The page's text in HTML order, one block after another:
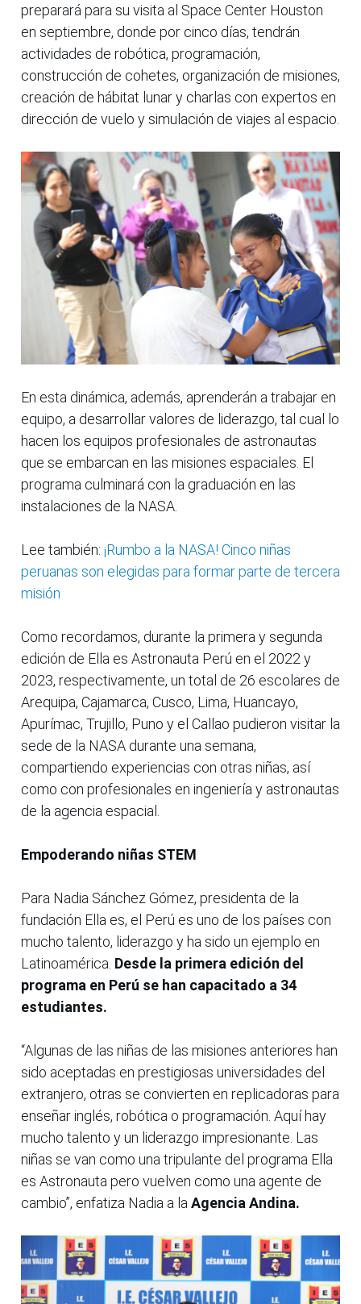
preparará para su visita al Space Center Houston
en septiembre, donde por cinco días, tendrán
actividades de robótica, programación,
construcción de cohetes, organización de misiones,
creación de hábitat lunar y charlas con expertos en
dirección de vuelo y simulación de viajes al espacio.
En esta dinámica, además, aprenderán a trabajar en
equipo, a desarrollar valores de liderazgo, tal cual lo
hacen los equipos profesionales de astronautas
que se embarcan en las misiones espaciales. El
programa culminará con la graduación en las
instalaciones de la NASA.
Lee también: ¡Rumbo a la NASA! Cinco niñas
peruanas son elegidas para formar parte de tercera
misión
Como recordamos, durante la primera y segunda
edición de Ella es Astronauta Perú en el 2022 y
2023, respectivamente, un total de 26 escolares de
Arequipa, Cajamarca, Cusco, Lima, Huancayo,
Apurímac, Trujillo, Puno y el Callao pudieron visitar la
sede de la NASA durante una semana,
compartiendo experiencias con otras niñas, así
como con profesionales en ingeniería y astronautas
de la agencia espacial.
Empoderando niñas STEM
Para Nadia Sánchez Gómez, presidenta de la
fundación Ella es, el Perú es uno de los países con
mucho talento, liderazgo y ha sido un ejemplo en
Latinoamérica. Desde la primera edición del
programa en Perú se han capacitado a 34
estudiantes.
“Algunas de las niñas de las misiones anteriores han
sido aceptadas en prestigiosas universidades del
extranjero, otras se convierten en replicadoras para
enseñar inglés, robótica o programación. Aquí hay
mucho talento y un liderazgo impresionante. Las
niñas se van como una tripulante del programa Ella
es Astronauta pero vuelven como una agente de
cambio”, enfatiza Nadia a la Agencia Andina.